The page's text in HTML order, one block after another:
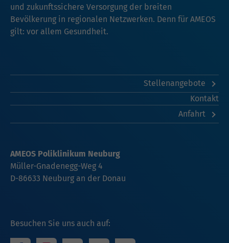
und zukunftssichere Versorgung der breiten
Bevölkerung in regionalen Netzwerken. Denn für AMEOS
gilt: vor allem Gesundheit.
Stellenangebote
Kontakt
Anfahrt
Besuchen Sie uns auch auf:
AMEOS Poliklinikum Neuburg
Müller-Gnadenegg-Weg 4
D-86633 Neuburg an der Donau